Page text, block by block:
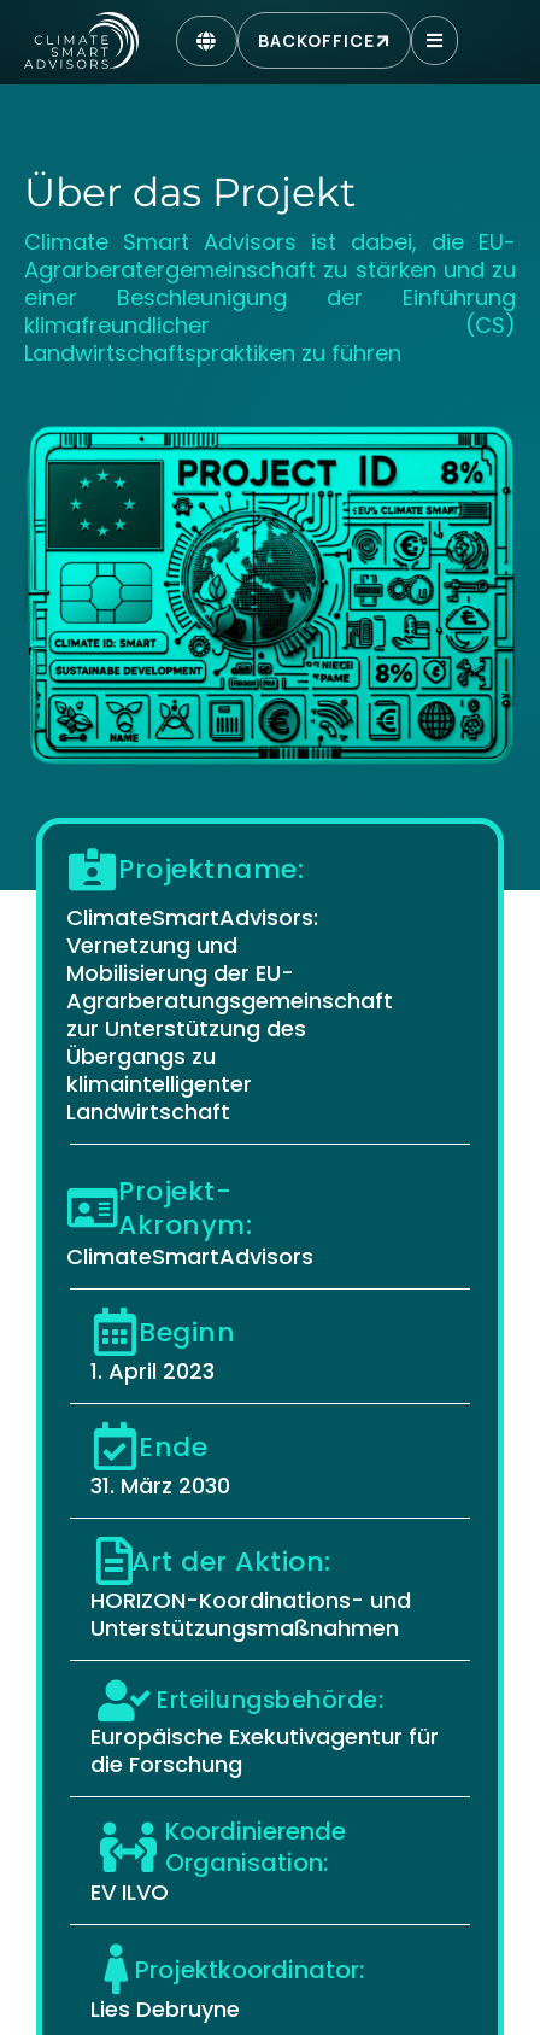
BACKOFFICE
Über das Projekt
Climate Smart Advisors ist dabei, die EU-
Agrarberatergemeinschaft zu stärken und zu
einer Beschleunigung der Einführung
klimafreundlicher (CS)
Landwirtschaftspraktiken zu führen
Projektname:
ClimateSmartAdvisors:
Vernetzung und
Mobilisierung der EU-
Agrarberatungsgemeinschaft
zur Unterstützung des
Übergangs zu
klimaintelligenter
Landwirtschaft
Projekt-
Akronym:
ClimateSmartAdvisors
Beginn
1. April 2023
Ende
31. März 2030
Art der Aktion:
HORIZON-Koordinations- und
Unterstützungsmaßnahmen
Erteilungsbehörde:
Europäische Exekutivagentur für
die Forschung
Koordinierende
Organisation:
EV ILVO
Projektkoordinator:
Lies Debruyne